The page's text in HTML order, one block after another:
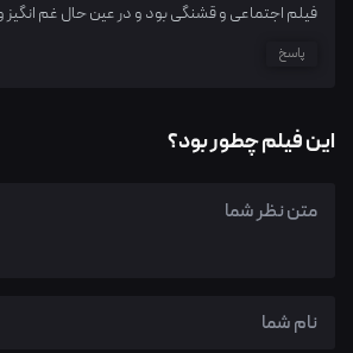
فیلم اجتماعی و قشنگی بود و در عین حال غم انگیز
پاسخ
این فیلم چطور بود؟